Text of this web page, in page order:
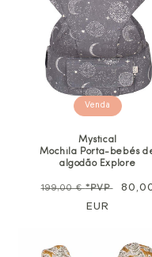
Venda
Mystical
Mochila Porta-bebés
algodão Explore
Preço
199,00 €*PVP
EUR